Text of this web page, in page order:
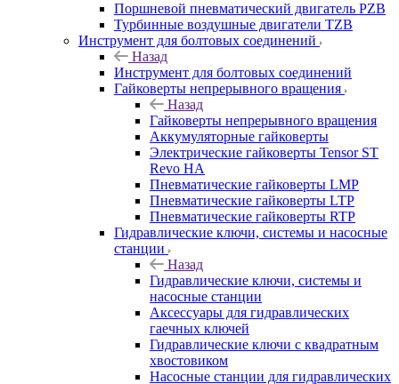
Поршневой пневматический двигатель PZB
Турбинные воздушные двигатели TZB
Инструмент для болтовых соединений
Назад
Инструмент для болтовых соединений
Гайковерты непрерывного вращения
Назад
Гайковерты непрерывного вращения
Аккумуляторные гайковерты
Электрические гайковерты Tensor ST
Revo HA
Пневматические гайковерты LMP
Пневматические гайковерты LTP
Пневматические гайковерты RTP
Гидравлические ключи, системы и насосные
станции
Назад
Гидравлические ключи, системы и
насосные станции
Аксессуары для гидравлических
гаечных ключей
Гидравлические ключи с квадратным
хвостовиком
Насосные станции для гидравлических